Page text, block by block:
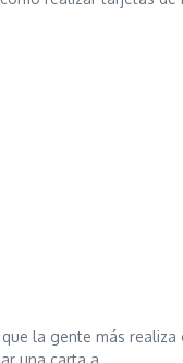
la gente más